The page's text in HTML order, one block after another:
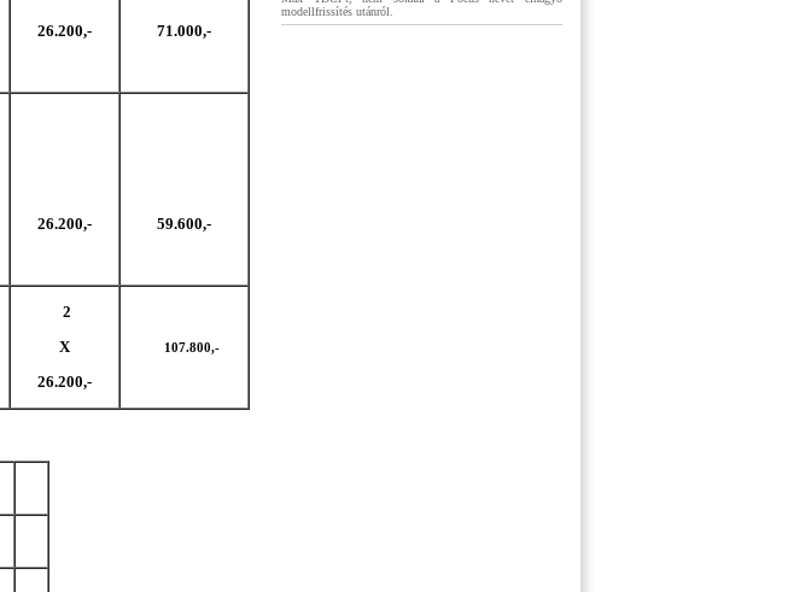
26.200,-
71.000,-
26.200,-
59.600,-
2
X
26.200,-
107.800,-
modellfrissítés utánról.